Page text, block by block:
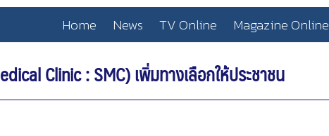
Home News TV Online Magazine Online
Clinic : SMC) เพิ่มทางเลือกให้ประชาชน